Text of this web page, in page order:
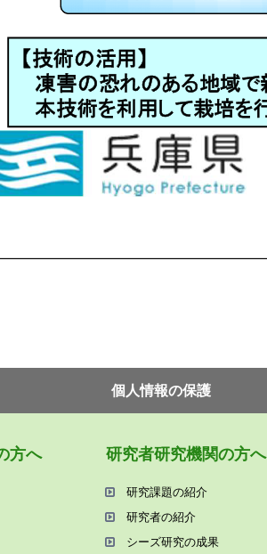
個⼈情報の保護
⽅へ 研究者研究機関の⽅へ
研究課題の紹介
研究者の紹介
シーズ研究の成果